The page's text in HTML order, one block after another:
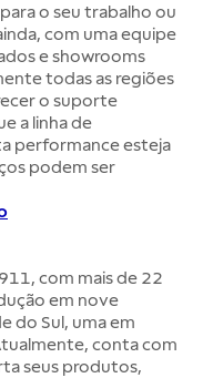
o seu trabalho ou
com uma equipe
e showrooms
todas as regiões
o suporte
a linha de
performance esteja
podem ser
com mais de 22
em nove
do Sul, uma em
conta com
seus produtos,